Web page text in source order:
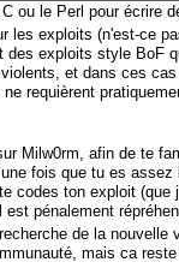
ou le Perl pour écrire
les exploits (n'est-ce
des exploits style BoF
et dans ces
requièrent
Milw0rm, afin de te
fois que tu es assez
codes ton exploit (que
pénalement
de la nouvelle
mais ca reste